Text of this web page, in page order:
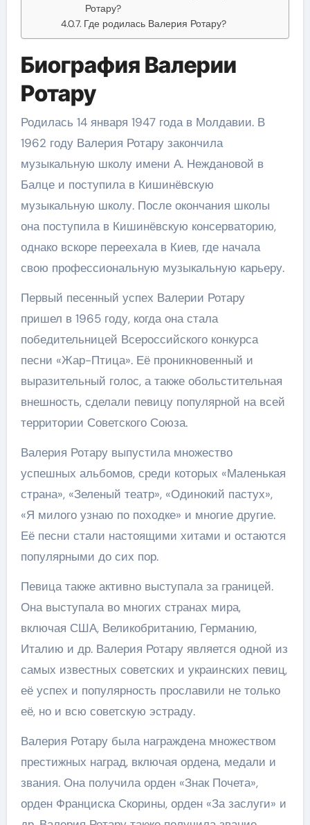
Ротару?
Где родилась Валерия Ротару?
Биография Валерии
Ротару
Родилась 14 января 1947 года в Молдавии. В
1962 году Валерия Ротару закончила
музыкальную школу имени А. Неждановой в
Балце и поступила в Кишинёвскую
музыкальную школу. После окончания школы
она поступила в Кишинёвскую консерваторию,
однако вскоре переехала в Киев, где начала
свою профессиональную музыкальную карьеру.
Первый песенный успех Валерии Ротару
пришел в 1965 году, когда она стала
победительницей Всероссийского конкурса
песни «Жар-Птица». Её проникновенный и
выразительный голос, а также обольстительная
внешность, сделали певицу популярной на всей
территории Советского Союза.
Валерия Ротару выпустила множество
успешных альбомов, среди которых «Маленькая
страна», «Зеленый театр», «Одинокий пастух»,
«Я милого узнаю по походке» и многие другие.
Её песни стали настоящими хитами и остаются
популярными до сих пор.
Певица также активно выступала за границей.
Она выступала во многих странах мира,
включая США, Великобританию, Германию,
Италию и др. Валерия Ротару является одной из
самых известных советских и украинских певиц,
её успех и популярность прославили не только
её, но и всю советскую эстраду.
Валерия Ротару была награждена множеством
престижных наград, включая ордена, медали и
звания. Она получила орден «Знак Почета»,
орден Франциска Скорины, орден «За заслуги» и